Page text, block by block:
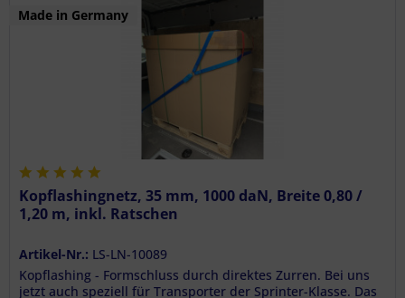
Made in Germany
Kopflashingnetz, 35 mm, 1000 daN, Breite 0,80 /
1,20 m, inkl. Ratschen
Artikel-Nr.: LS-LN-10089
Kopflashing - Formschluss durch direktes Zurren. Bei uns
jetzt auch speziell für Transporter der Sprinter-Klasse. Das